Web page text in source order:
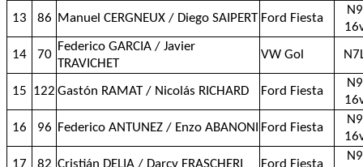
13 86 Manuel CERGNEUX / Diego SAIPERT Ford Fiesta
N9
14
70
Federico GARCIA / Javier
TRAVICHET
VW Gol
15 122 Gastón RAMAT / Nicolás RICHARD Ford Fiesta
N9
16
96 Federico ANTUNEZ / Enzo ABANONI Ford Fiesta
N9
17
82 Cristián DELIA / Darcy FRASCHERI Ford Fiesta
N9